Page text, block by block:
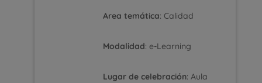
Area temática: Calidad
Modalidad: e-Learning
Lugar de celebración: Aula